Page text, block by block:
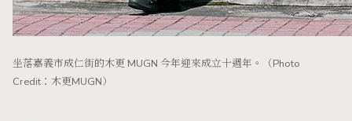
坐落嘉義市成仁街的木更 MUGN 今年迎來成立十週年。（Photo
Credit：木更MUGN）